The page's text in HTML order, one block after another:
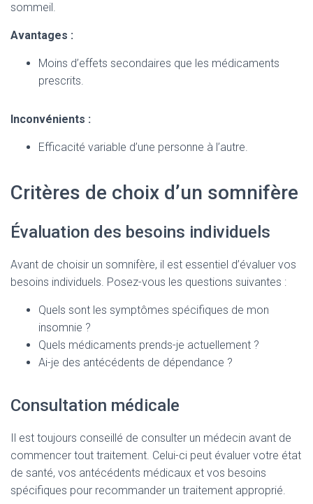
sommeil.
Avantages :
Moins d’effets secondaires que les médicaments
prescrits.
Inconvénients :
Efficacité variable d’une personne à l’autre.
Critères de choix d’un somnifère
Évaluation des besoins individuels
Avant de choisir un somnifère, il est essentiel d’évaluer vos
besoins individuels. Posez-vous les questions suivantes :
Quels sont les symptômes spécifiques de mon
insomnie ?
Quels médicaments prends-je actuellement ?
Ai-je des antécédents de dépendance ?
Consultation médicale
Il est toujours conseillé de consulter un médecin avant de
commencer tout traitement. Celui-ci peut évaluer votre état
de santé, vos antécédents médicaux et vos besoins
spécifiques pour recommander un traitement approprié.